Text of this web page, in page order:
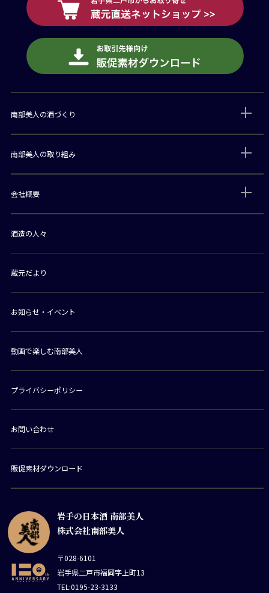
岩手の日本酒 南部美人
株式会社南部美人
〒028-6101
岩手県二戸市福岡字上町13
TEL:0195-23-3133
南部美人の酒づくり
南部美人の取り組み
会社概要
酒造の人々
蔵元だより
お知らせ・イベント
動画で楽しむ南部美人
プライバシーポリシー
お問い合わせ
販促素材ダウンロード